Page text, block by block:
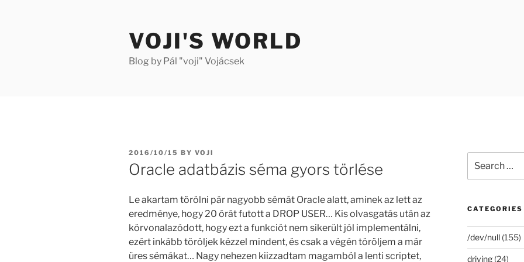
VOJI'S WORLD
Blog by Pál "voji" Vojácsek
POSTED
ON
2016/10/15 BY VOJI
Oracle adatbázis séma gyors törlése
Le akartam törölni pár nagyobb sémát Oracle alatt, aminek az lett az
eredménye, hogy 20 órát futott a DROP USER… Kis olvasgatás után az
körvonalazódott, hogy ezt a funkciót nem sikerült jól implementálni,
ezért inkább töröljek kézzel mindent, és csak a végén töröljem a már
üres sémákat… Nagy nehezen kiizzadtam magamból a lenti scriptet,
for:
CATEGORIES
/dev/null(155)
driving(24)